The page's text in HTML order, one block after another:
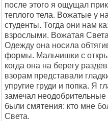
после этого я ощущал
теплого тела. Вожатые у
студенты. Тогда они нам
взрослыми. Вожатая
Одежду она носила
формы. Мальчишки с
когда она на берегу
взорам представали
упругие груди и попка. Я
замечал
были смятения: кто мне
Света.